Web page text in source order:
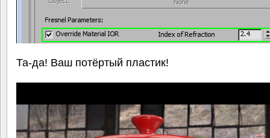
Та-да! Ваш потёртый пластик!